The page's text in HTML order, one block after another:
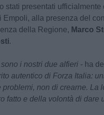
stati presentati
Empoli, alla presenza del
della Regione, Marco
.
i nostri due alfieri - ha
autentico di Forza Italia:
problemi, non di crearne. La
fatto e della volontà di dare